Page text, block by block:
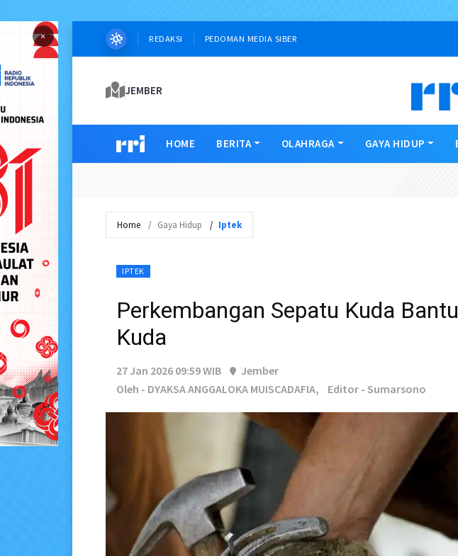
× REDAKSI PEDOMAN MEDIA SIBER
JEMBER
HOME BERITA OLAHRAGA GAYA HIDUP
Home Gaya Hidup Iptek
IPTEK
Perkembangan Sepatu Kuda
Kuda
27 Jan 2026 09:59 WIB
Jember
Oleh - DYAKSA ANGGALOKA MUISCADAFIA,
Editor - Sumarsono